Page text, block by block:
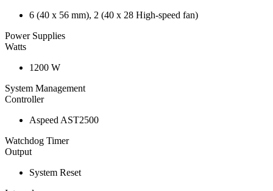
6 (40 x 56 mm), 2 (40 x 28 High-speed fan)
Power Supplies
Watts
1200 W
System Management
Controller
Aspeed AST2500
Watchdog Timer
Output
System Reset